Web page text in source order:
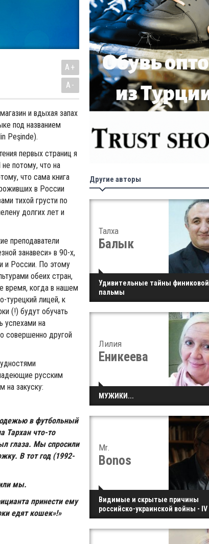
A+
A-
и вдыхая запах
под названием
Peşinde).
первых страниц я
потому, что на
что сама книга
в России
тихой грусти по
долгих лет и
преподаватели
занавеси» в 90-х,
и России. По этому
обеих стран,
время, когда в нашем
турецкий лицей, к
(!) будут обучать
успехами на
совершенно другой
русским
на закуску:
в футбольный
Тархан что-то
глаза. Мы спросили
В тот год (1992-
мы.
принести ему
едят кошек»!»
Другие авторы
Талха
Балык
Удивительные тайны финиковой
пальмы
Лилия
Еникеева
МУЖИКИ...
Mr.
Bonos
Видимые и скрытые причины
российско-украинской войны - IV